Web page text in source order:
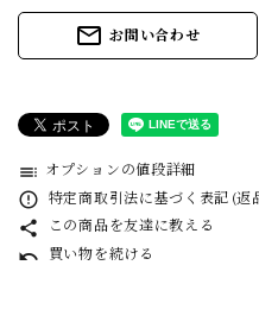
mail_outline お問い合わせ
toc オプションの値段詳細
error_outline 特定商取引法に基づく表記 (返
share この商品を友達に教える
undo 買い物を続ける